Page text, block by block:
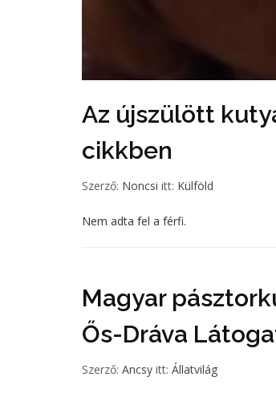
Az újszülött
cikkben
Szerző: Noncsi itt: Külföld
Nem adta fel a férfi.
Magyar
Ős-Dráva
Szerző: Ancsy itt: Állatvilág